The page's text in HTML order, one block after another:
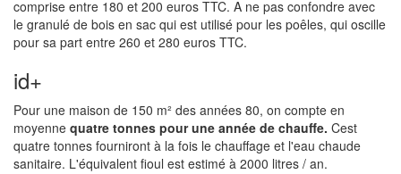
comprise entre 180 et 200 euros TTC. A ne pas confondre avec
le granulé de bois en sac qui est utilisé pour les poêles, qui oscille
pour sa part entre 260 et 280 euros TTC.
id+
Pour une maison de 150 m² des années 80, on compte en
moyenne quatre tonnes pour une année de chauffe. Cest
quatre tonnes fourniront à la fois le chauffage et l'eau chaude
sanitaire. L'équivalent fioul est estimé à 2000 litres / an.